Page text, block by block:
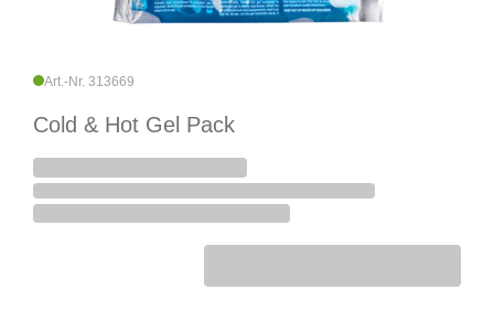
Art.-Nr. 313669
Cold & Hot Gel Pack